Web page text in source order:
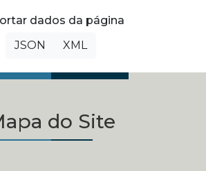
dados da página
JSON
XML
do Site